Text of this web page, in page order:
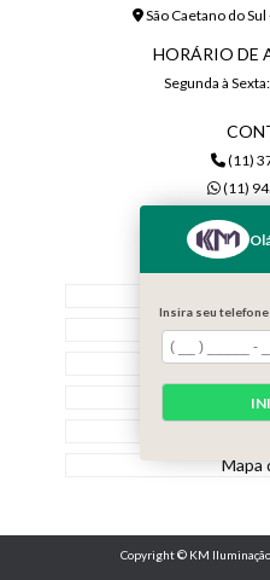
São Caetano do
HORÁRIO DE
Segunda à
(11)
(11)
Copyright © KM
Insira seu telefone